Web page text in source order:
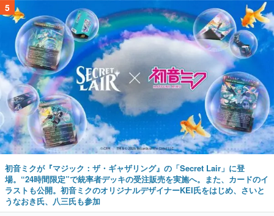
5
初音ミクが『マジック：ザ・ギャザリング』の「Secret Lair」に登
場。“24時間限定”で統率者デッキの受注販売を実施へ。また、カードのイ
ラストも公開。初音ミクのオリジナルデザイナーKEI氏をはじめ、さいと
うなおき氏、八三氏も参加